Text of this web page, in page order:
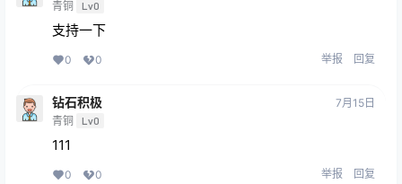
青铜 Lv0
支持一下
0 0 举报 回复
钻石积极
青铜 Lv0
7月15日
111
0 0 举报 回复